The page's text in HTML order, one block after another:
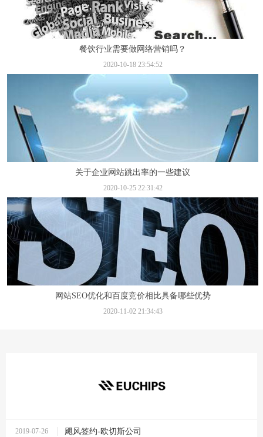
餐饮行业需要做网络营销吗？
2020-10-18 23:54:52
关于企业网站跳出率的一些建议
2020-10-25 22:31:42
网站SEO优化和百度竞价相比具备哪些优势
2020-11-02 21:34:43
2019-07-26
飓风签约-欧切斯公司